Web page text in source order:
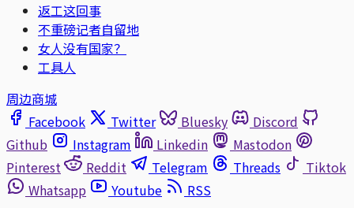
返工这回事
不重磅记者自留地
女人没有国家？
工具人
周边商城
Facebook
Twitter Bluesky
Discord
Github
Instagram Linkedin
Mastodon
Pinterest
Reddit Telegram Threads
Tiktok
Whatsapp
Youtube
RSS